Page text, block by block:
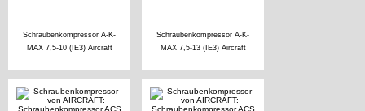
Schraubenkompressor A-K-
MAX 7,5-10 (IE3) Aircraft
Schraubenkompressor A-K-
MAX 7,5-13 (IE3) Aircraft